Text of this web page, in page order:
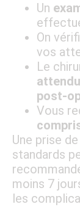
Un
On
vos
Le
post-
Vous
Une prise
standards
moins 7
les